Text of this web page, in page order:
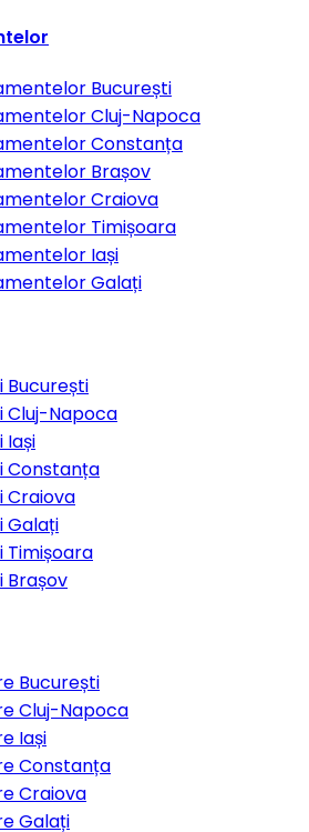
București
Cluj-Napoca
Constanța
Brașov
Craiova
Timișoara
Iași
Galați
București
Cluj-Napoca
Iași
Constanța
Craiova
Galați
Timișoara
Brașov
București
Cluj-Napoca
Iași
Constanța
Craiova
Galați